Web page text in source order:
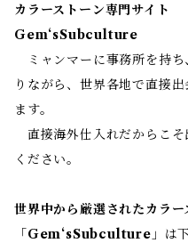
カラーストーン専門サイト
Gem‘sSubculture
ミャンマーに事務所を持ち
りながら、世界各地で直接
ます。
直接海外仕入れだからこ
ください。
世界中から厳選されたカラ
「Gem‘sSubculture 」は